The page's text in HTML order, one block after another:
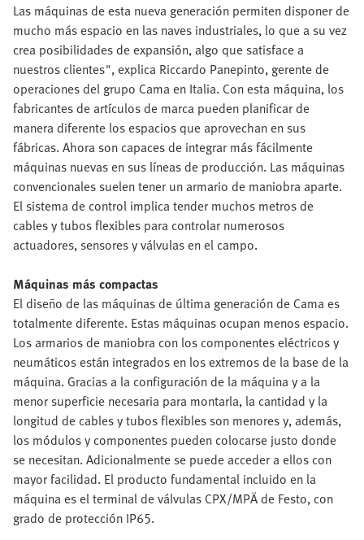
Las máquinas de esta nueva generación permiten disponer de
mucho más espacio en las naves industriales, lo que a su vez
crea posibilidades de expansión, algo que satisface a
nuestros clientes", explica Riccardo Panepinto, gerente de
operaciones del grupo Cama en Italia. Con esta máquina, los
fabricantes de artículos de marca pueden planificar de
manera diferente los espacios que aprovechan en sus
fábricas. Ahora son capaces de integrar más fácilmente
máquinas nuevas en sus líneas de producción. Las máquinas
convencionales suelen tener un armario de maniobra aparte.
El sistema de control implica tender muchos metros de
cables y tubos flexibles para controlar numerosos
actuadores, sensores y válvulas en el campo.
Máquinas más compactas
El diseño de las máquinas de última generación de Cama es
totalmente diferente. Estas máquinas ocupan menos espacio.
Los armarios de maniobra con los componentes eléctricos y
neumáticos están integrados en los extremos de la base de la
máquina. Gracias a la configuración de la máquina y a la
menor superficie necesaria para montarla, la cantidad y la
longitud de cables y tubos flexibles son menores y, además,
los módulos y componentes pueden colocarse justo donde
se necesitan. Adicionalmente se puede acceder a ellos con
mayor facilidad. El producto fundamental incluido en la
máquina es el terminal de válvulas CPX/MPÄ de Festo, con
grado de protección IP65.